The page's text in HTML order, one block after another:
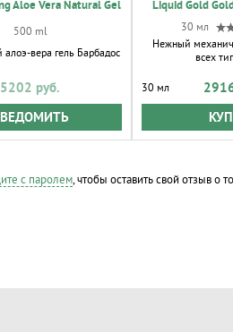
Aloe Vera Natural Gel
500 ml
алоэ-вера гель Барбадос
5202 руб.
Liquid Gold
30 мл
Нежный
всех
30 мл
с паролем, чтобы оставить свой отзыв о